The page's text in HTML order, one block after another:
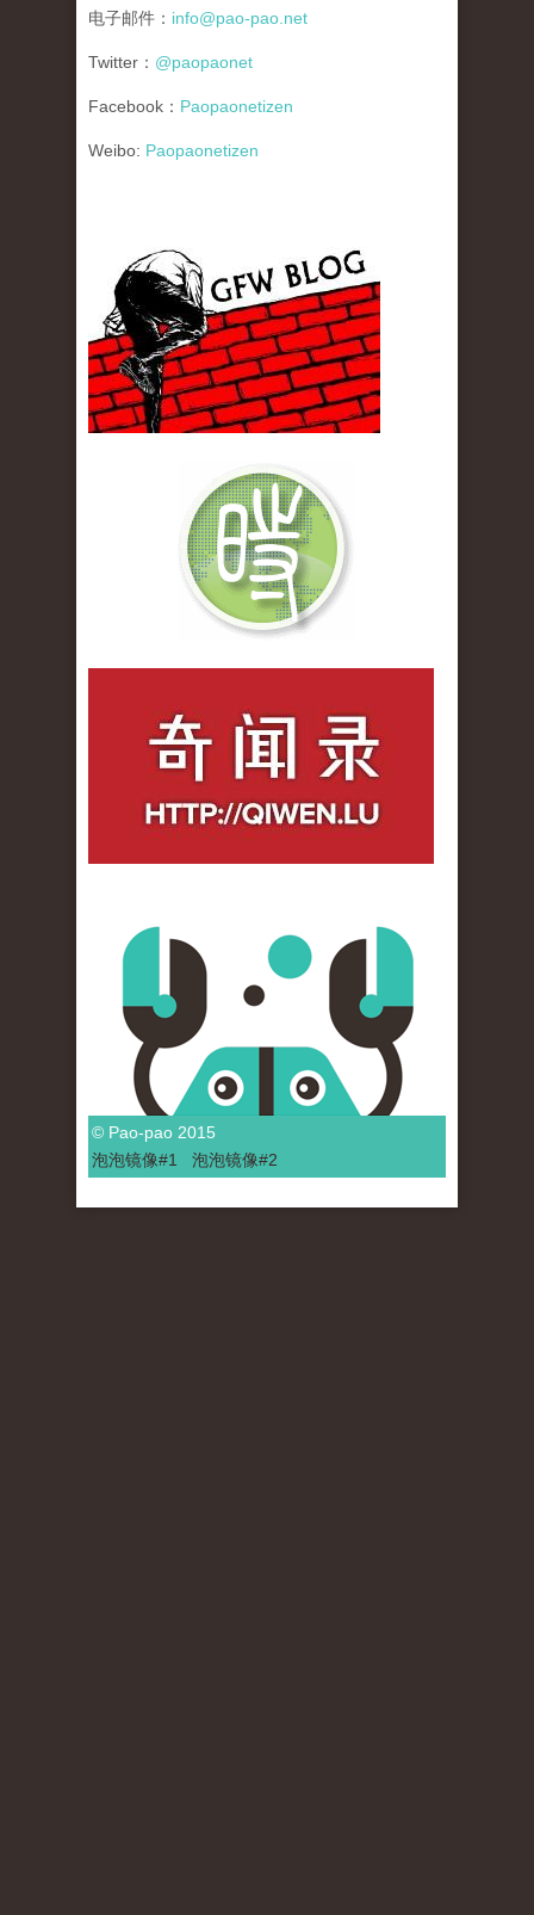
电子邮件： info@pao-pao.net
Twitter： @paopaonet
Facebook： Paopaonetizen
Weibo: Paopaonetizen
gfw_blog_small.jpg
© Pao-pao 2015
泡泡镜像#1 泡泡镜像#2